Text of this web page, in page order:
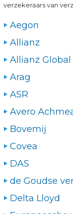
verzekeraars van
Aegon
Allianz
Allianz Global
Arag
ASR
Avero
Bovemij
Covea
DAS
de Goudse
Delta Lloyd